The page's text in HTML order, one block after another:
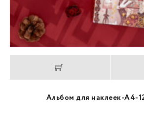
Альбом для наклеек-А4-